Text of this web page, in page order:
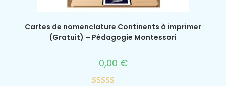
Cartes de nomenclature Continents à imprimer
(Gratuit) – Pédagogie Montessori
0,00 €